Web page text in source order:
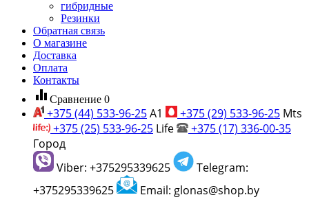
гибридные
Резинки
Обратная связь
О магазине
Доставка
Оплата
Контакты
equalizer Сравнение 0
+375 (44) 533-96-25A1 +375 (29) 533-96-25 Mts
+375 (25) 533-96-25 Life
+375 (17) 336-00-35
Город
Viber: +375295339625
Telegram:
+375295339625
Email: glonas@shop.by